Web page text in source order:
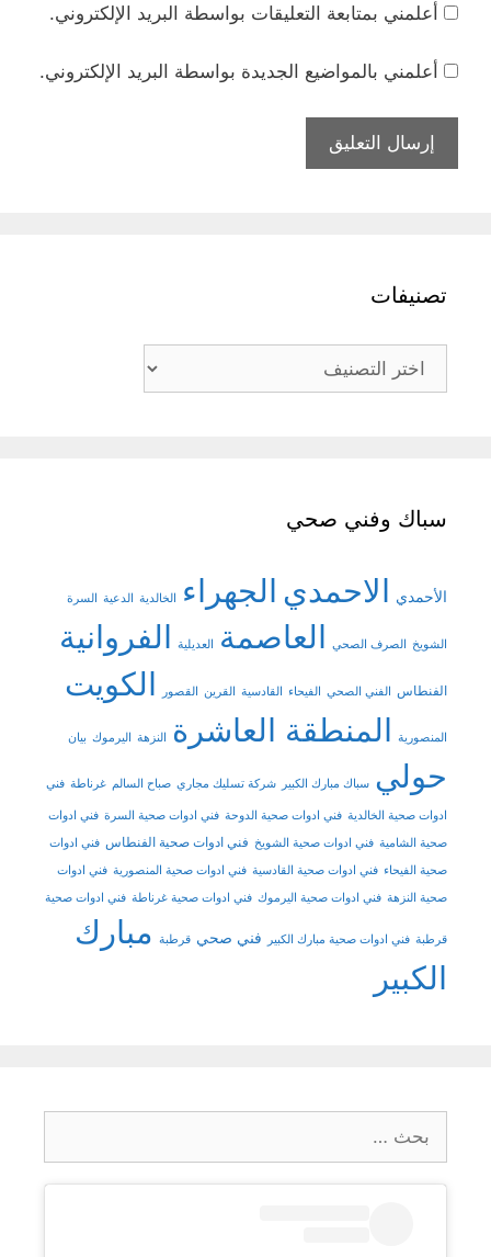
أعلمني بمتابعة التعليقات بواسطة البريد الإلكتروني.
أعلمني بالمواضيع الجديدة بواسطة البريد الإلكتروني.
تصنيفات
تصنيفات
سباك وفني صحي
الأحمدي الاحمدي الجهراء الخالدية الدعية السرة
الشويخ الصرف الصحي العاصمة العديلية الفروانية
الفنطاس الفني الصحي الفيحاء القادسية القرين القصور الكويت
المنصورية المنطقة العاشرة النزهة اليرموك بيان
حولي سباك مبارك الكبير شركة تسليك مجاري صباح السالم غرناطة فني
ادوات صحية الخالدية فني ادوات صحية الدوحة فني ادوات صحية السرة فني ادوات
صحية الشامية فني ادوات صحية الشويخ فني ادوات صحية الفنطاس فني ادوات
صحية الفيحاء فني ادوات صحية القادسية فني ادوات صحية المنصورية فني ادوات
صحية النزهة فني ادوات صحية اليرموك فني ادوات صحية غرناطة فني ادوات صحية
قرطبة فني ادوات صحية مبارك الكبير فني صحي قرطبة مبارك
الكبير
عن: